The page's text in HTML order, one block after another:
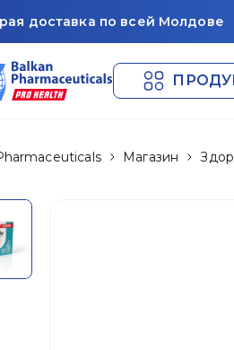
доставка по всей Молдове
Магазин